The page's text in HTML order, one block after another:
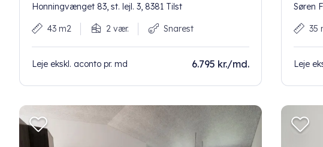
Honningvænget 83, st. lejl. 3, 8381 Tilst
43 m2 2 vær. Snarest
Leje ekskl. aconto pr. md 6.795 kr./md.
Søren
35
Leje